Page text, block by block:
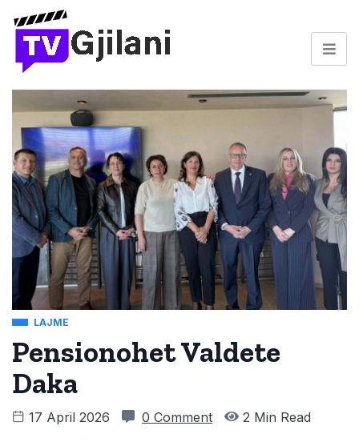
LAJME
Pensionohet Valdete
Daka
17 April 2026 0 Comment 2 Min Read